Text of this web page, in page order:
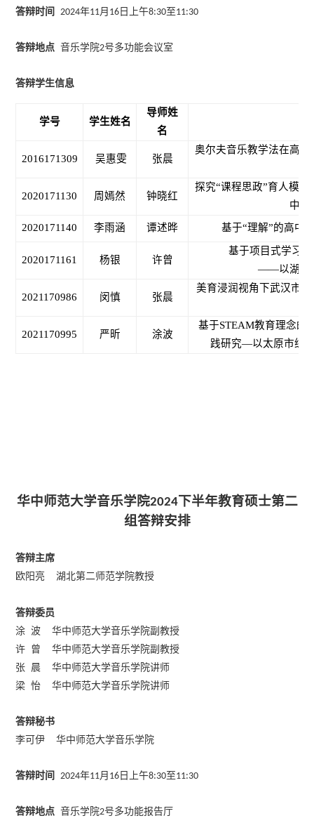
答辩时间 2024年11月 16 日上午8:30至11:30
答辩地点 音乐学院2号多功能会议室
答辩学生信息
学号 学生姓名
导师姓
名
2016171309 吴惠雯 张晨
奥尔夫音乐教学法在高
2020171130 周嫣然 钟晓红
探究“课程思政”育人模
中音
2020171140
李雨涵 谭述晔 基于“理解”的高中
2020171161 杨银 许曾
基于项目式学习
——以湖北
2021170986 闵慎 张晨
美育浸润视角下武汉市
2021170995 严昕 涂波
基于STEAM教育理念的
践研究—以太原市综
华中师范大学音乐学院2024下半年教育硕士第二
组答辩安排
答辩主席
欧阳亮
湖北第二师范学院教授
答辩委员
涂 波
华中师范大学音乐学院副教授
许 曾
华中师范大学音乐学院副教授
张 晨
华中师范大学音乐学院讲师
梁 怡 华中师范大学音乐学院讲师
答辩秘书
李可伊
华中师范大学音乐学院
答辩时间 2024年11月 16 日上午8:30至11:30
答辩地点 音乐学院2号多功能报告厅